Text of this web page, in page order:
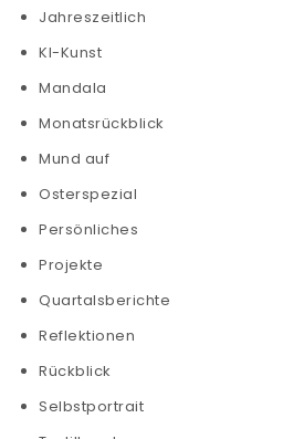
Jahreszeitlich
KI-Kunst
Mandala
Monatsrückblick
Mund auf
Osterspezial
Persönliches
Projekte
Quartalsberichte
Reflektionen
Rückblick
Selbstportrait